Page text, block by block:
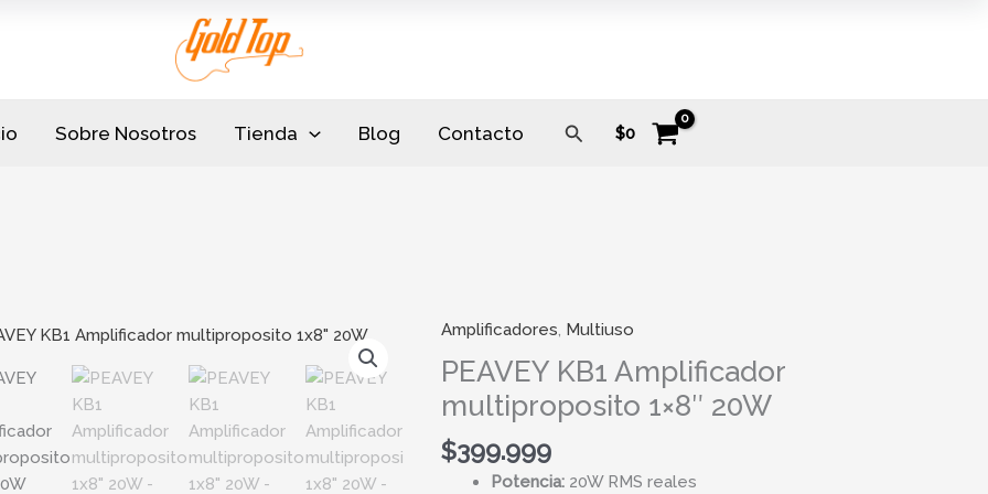
Sobre Nosotros Tienda Blog Contacto Buscar
$0
Amplificadores Multiuso
PEAVEY KB1 Amplificador
multiproposito 1×8″ 20W
$399.999
Potencia: 20W RMS reales
PEAVEY
KB1
Amplificador
multiproposito
1x8"
20W